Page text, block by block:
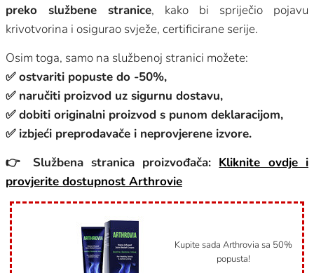
preko službene stranice, kako bi spriječio pojavu
krivotvorina i osigurao svježe, certificirane serije.
Osim toga, samo na službenoj stranici možete:
✅ ostvariti popuste do -50%,
✅ naručiti proizvod uz sigurnu dostavu,
✅ dobiti originalni proizvod s punom deklaracijom,
✅ izbjeći preprodavače i neprovjerene izvore.
👉 Službena stranica proizvođača: Kliknite ovdje i
provjerite dostupnost Arthrovie
Kupite sada Arthrovia sa 50%
popusta!